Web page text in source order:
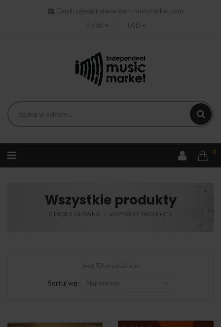
Email:
sales@independentmusicmarket.com
Polski
USD
0
Wszystkie produkty
STRONA GŁÓWNA WSZYSTKIE PRODUKTY
Jest 53 produktów.
Sortuj wg: Najnowsze